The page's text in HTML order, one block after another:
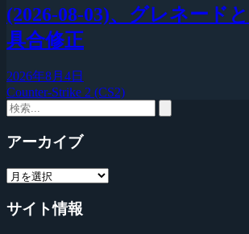
(2026-08-03)、グレネード
具合修正
2026年8月4日
Counter-Strike 2 (CS2)
アーカイブ
サイト情報